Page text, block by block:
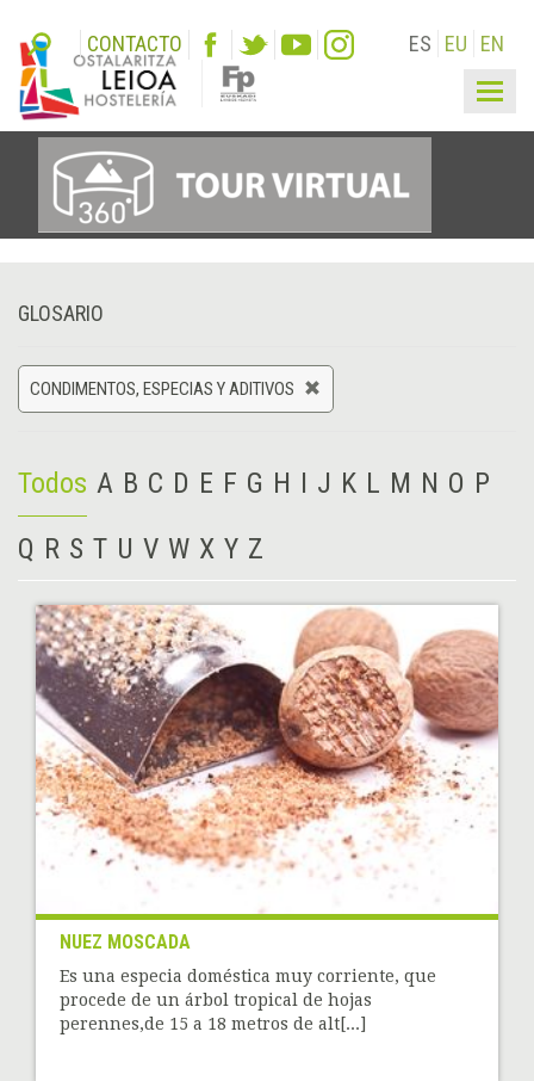
CONTACTO ES EU EN
GLOSARIO
CONDIMENTOS, ESPECIAS Y ADITIVOS
Todos A B C D E F G H I J K L M N O P
Q R S T U V W X Y Z
NUEZ MOSCADA
Es una especia doméstica muy corriente, que
procede de un árbol tropical de hojas
perennes,de 15 a 18 metros de alt[...]